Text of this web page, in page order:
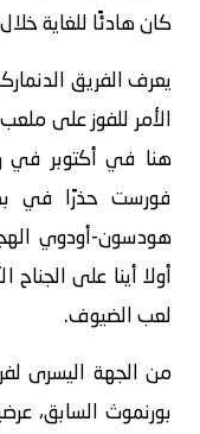
كان هادئًا للغاية
يعرف الفريق
هنا في أكتوبر في
فورست حذرًا في
هودسون-أودوي
أولا أينا على
لعب الضيوف.
من الجهة اليسرى
بورنموث السابق،